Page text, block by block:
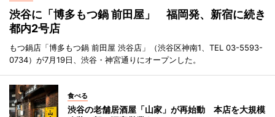
渋谷に「博多もつ鍋 前田屋」 福岡発、新宿に続き
都内2号店
もつ鍋店「博多もつ鍋 前田屋 渋谷店」（渋谷区神南1、TEL 03-5593-
0734）が7月19日、渋谷・神宮通りにオープンした。
食べる
渋谷の老舗居酒屋「山家」が再始動 本店を大規模